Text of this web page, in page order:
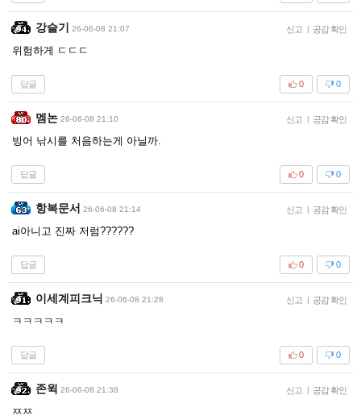
강슬기 26-06-08 21:07 신고 | 공감 확인
위험하게 ㄷㄷㄷ
답글 0
0
멤논 26-06-08 21:10 신고 | 공감 확인
빙어 낚시를 처음하는게 아닐까.
답글 0
0
항복문서 26-06-08 21:14 신고 | 공감 확인
ai아니고 진짜 저럼??????
답글 0
0
이세계피크닉 26-06-08 21:28 신고 | 공감 확인
ㅋㅋㅋㅋㅋ
답글 0
0
존윅 26-06-08 21:38 신고 | 공감 확인
ㅉㅉ